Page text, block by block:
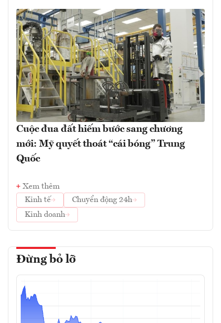
Cuộc đua đất hiếm bước sang chương
mới: Mỹ quyết thoát “cái bóng” Trung
Quốc
Xem thêm
Kinh tế
Chuyển động 24h
Kinh doanh
Đừng bỏ lỡ